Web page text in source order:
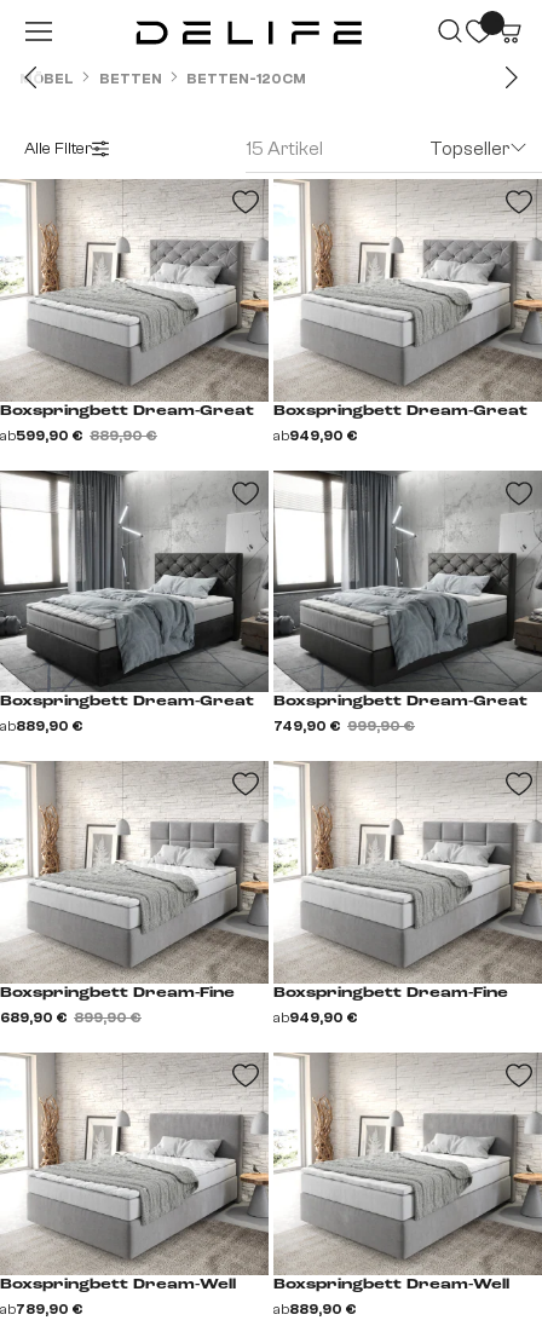
Zum Hauptinhalt springen
MÖBEL BETTEN BETTEN-120CM
Alle Filter 15 Artikel Topseller
Boxspringbett Dream-Great
ab599,90 € 889,90 €
Boxspringbett Dream-Great
ab949,90 €
Boxspringbett Dream-Great
ab889,90 €
Boxspringbett Dream-Great
749,90 € 999,90 €
Boxspringbett Dream-Fine
689,90 € 899,90 €
Boxspringbett Dream-Fine
ab949,90 €
Boxspringbett Dream-Well
ab789,90 €
Boxspringbett Dream-Well
ab889,90 €